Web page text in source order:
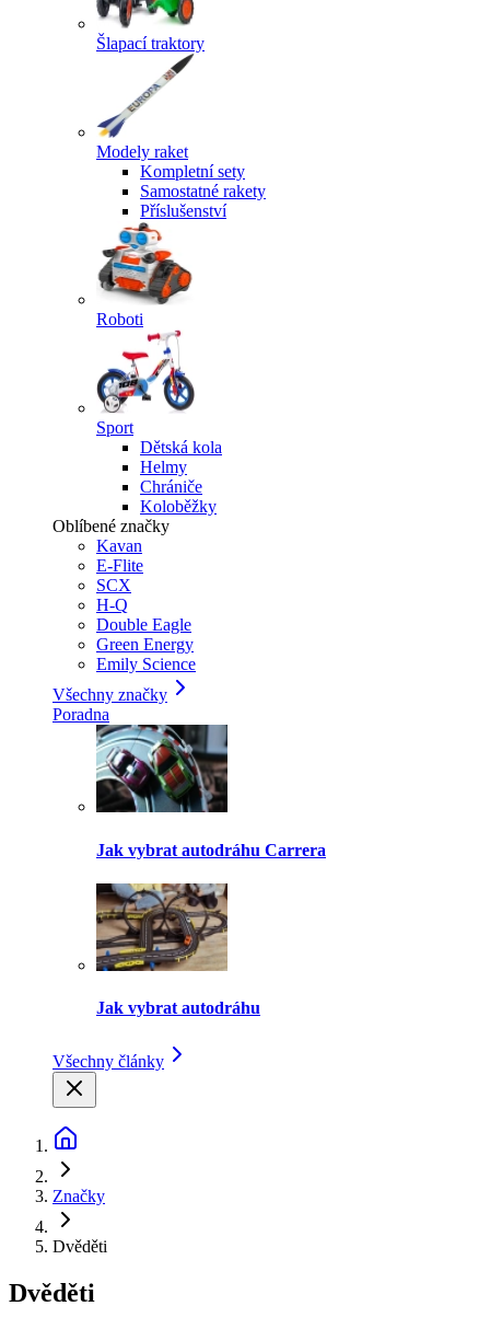
Šlapací traktory
Modely raket
Kompletní sety
Samostatné rakety
Příslušenství
Roboti
Sport
Dětská kola
Helmy
Chrániče
Koloběžky
Oblíbené značky
Kavan
E-Flite
SCX
H-Q
Double Eagle
Green Energy
Emily Science
Všechny značky
Poradna
Jak vybrat autodráhu Carrera
Jak vybrat autodráhu
Všechny články
Značky
Dvěděti
Dvěděti